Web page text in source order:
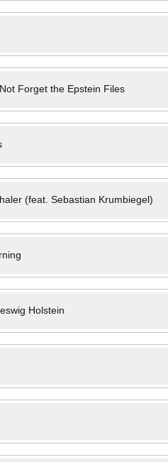
Forget the Epstein Files
(feat. Sebastian Krumbiegel)
Holstein